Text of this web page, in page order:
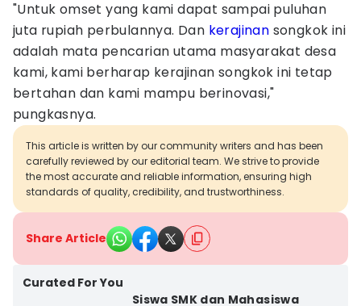
"Untuk omset yang kami dapat sampai puluhan
juta rupiah perbulannya. Dan kerajinan songkok ini
adalah mata pencarian utama masyarakat desa
kami, kami berharap kerajinan songkok ini tetap
bertahan dan kami mampu berinovasi,"
pungkasnya.
This article is written by our community writers and has been
carefully reviewed by our editorial team. We strive to provide
the most accurate and reliable information, ensuring high
standards of quality, credibility, and trustworthiness.
Share Article
Curated For You
Siswa SMK dan Mahasiswa